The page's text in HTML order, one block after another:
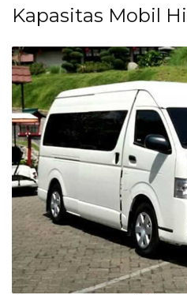
Kapasitas Mobil